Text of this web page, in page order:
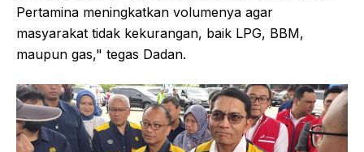
Pertamina meningkatkan volumenya agar
masyarakat tidak kekurangan, baik LPG, BBM,
maupun gas," tegas Dadan.